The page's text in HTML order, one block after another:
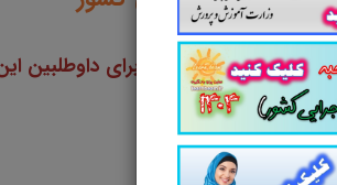
سایت علمی، آموزشی و فرهنگی پرتو یادگیری مجموعه منابع